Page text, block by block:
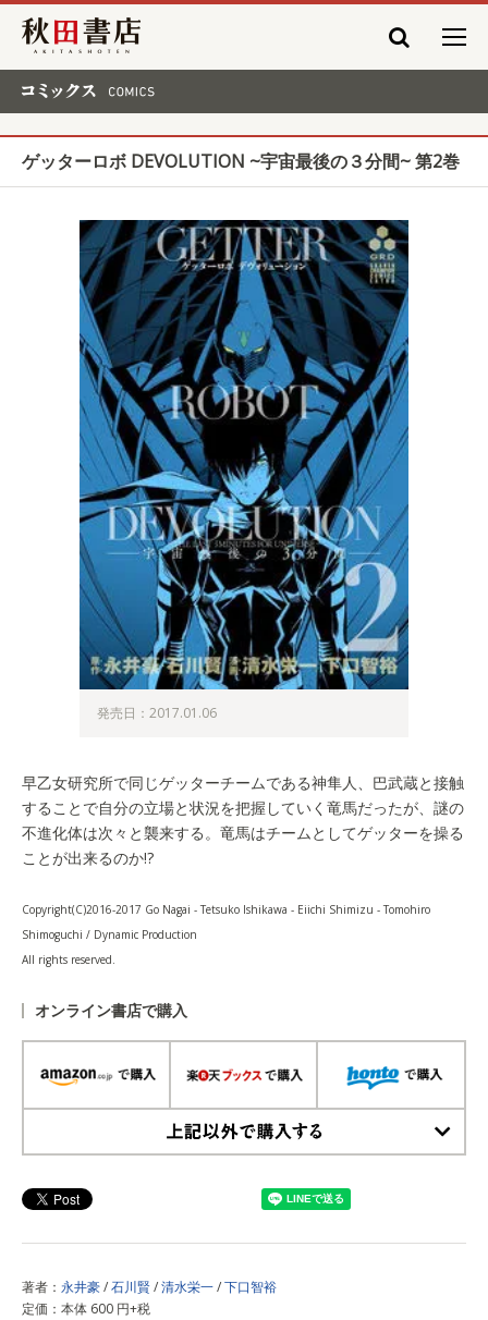
秋田書店
ゲッターロボ DEVOLUTION ~宇宙最後の３分間~ 第2巻
発売日：2017.01.06
早乙女研究所で同じゲッターチームである神隼人、巴武蔵と接触
することで自分の立場と状況を把握していく竜馬だったが、謎の
不進化体は次々と襲来する。竜馬はチームとしてゲッターを操る
ことが出来るのか!?
Copyright(C)2016-2017 Go Nagai - Tetsuko Ishikawa - Eiichi Shimizu - Tomohiro
Shimoguchi / Dynamic Production
All rights reserved.
オンライン書店で購入
著者： 永井豪/石川賢/清水栄一/下口智裕
定価：本体 600 円+税